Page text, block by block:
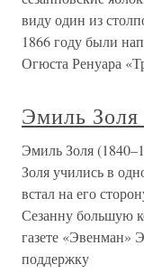
виду один из
1866 году были
Огюста Ренуара
Эмиль Золя
Эмиль Золя
Золя учились в
встал на его
Сезанну большую
газете «Эвенман»
поддержку